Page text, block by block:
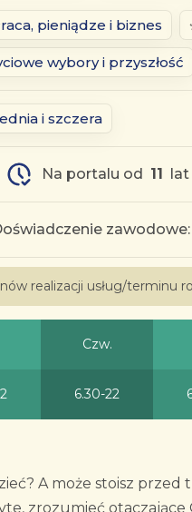
pieniądze i biznes
wybory i przyszłość
i szczera
Na portalu od 11 lat
zawodowe:
realizacji usług/terminu
Czw.
6.30-22
A może stoisz
zrozumieć otaczające